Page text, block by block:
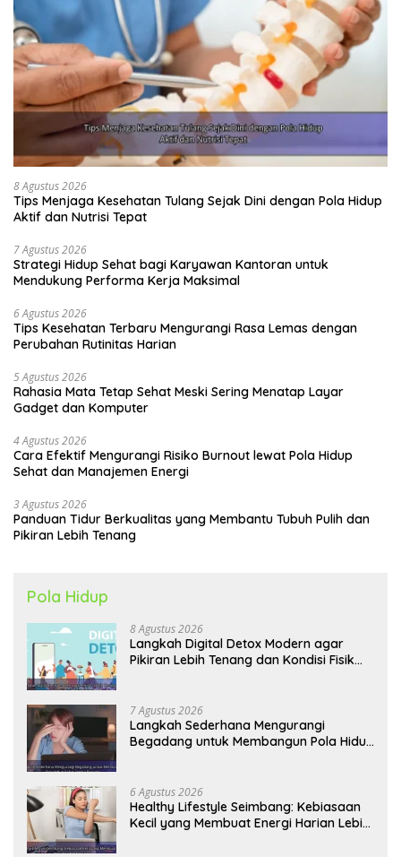
8 Agustus 2026
Tips Menjaga Kesehatan Tulang Sejak Dini dengan Pola Hidup
Aktif dan Nutrisi Tepat
7 Agustus 2026
Strategi Hidup Sehat bagi Karyawan Kantoran untuk
Mendukung Performa Kerja Maksimal
6 Agustus 2026
Tips Kesehatan Terbaru Mengurangi Rasa Lemas dengan
Perubahan Rutinitas Harian
5 Agustus 2026
Rahasia Mata Tetap Sehat Meski Sering Menatap Layar
Gadget dan Komputer
4 Agustus 2026
Cara Efektif Mengurangi Risiko Burnout lewat Pola Hidup
Sehat dan Manajemen Energi
3 Agustus 2026
Panduan Tidur Berkualitas yang Membantu Tubuh Pulih dan
Pikiran Lebih Tenang
Pola Hidup
8 Agustus 2026
Langkah Digital Detox Modern agar
Pikiran Lebih Tenang dan Kondisi Fisik
7 Agustus 2026
Langkah Sederhana Mengurangi
Begadang untuk Membangun Pola Hidup
6 Agustus 2026
Healthy Lifestyle Seimbang: Kebiasaan
Kecil yang Membuat Energi Harian Lebih